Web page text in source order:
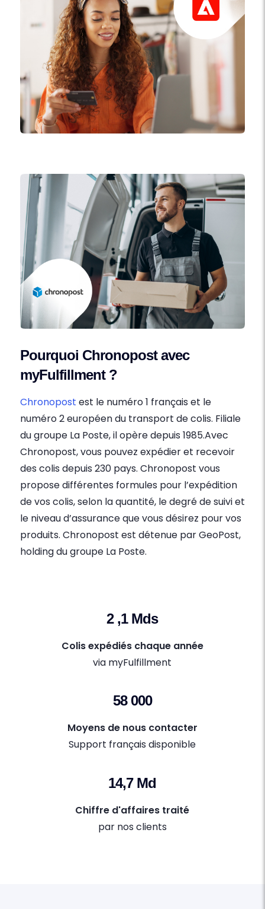
Pourquoi Chronopost avec
myFulfillment ?
Chronopost est le numéro 1 français et le
numéro 2 européen du transport de colis. Filiale
du groupe La Poste, il opère depuis 1985.Avec
Chronopost, vous pouvez expédier et recevoir
des colis depuis 230 pays. Chronopost vous
propose différentes formules pour l’expédition
de vos colis, selon la quantité, le degré de suivi et
le niveau d’assurance que vous désirez pour vos
produits. Chronopost est détenue par GeoPost,
holding du groupe La Poste.
2 ,1 Mds
Colis expédiés chaque année
via myFulfillment
58 000
Moyens de nous contacter
Support français disponible
14,7 Md
Chiffre d'affaires traité
par nos clients